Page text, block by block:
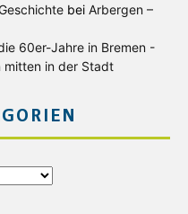
bei Arbergen –
60er-Jahre in Bremen -
mitten in der Stadt